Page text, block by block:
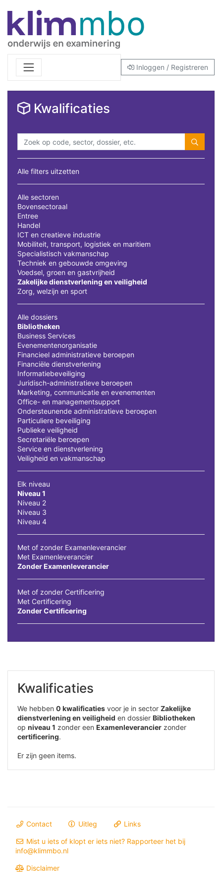
Inloggen / Registreren
Kwalificaties
Alle filters uitzetten
Alle sectoren
Bovensectoraal
Entree
Handel
ICT en creatieve industrie
Mobiliteit, transport, logistiek en maritiem
Specialistisch vakmanschap
Techniek en gebouwde omgeving
Voedsel, groen en gastvrijheid
Zakelijke dienstverlening en veiligheid
Zorg, welzijn en sport
Alle dossiers
Bibliotheken
Business Services
Evenementenorganisatie
Financieel administratieve beroepen
Financiële dienstverlening
Informatiebeveiliging
Juridisch-administratieve beroepen
Marketing, communicatie en evenementen
Office- en managementsupport
Ondersteunende administratieve beroepen
Particuliere beveiliging
Publieke veiligheid
Secretariële beroepen
Service en dienstverlening
Veiligheid en vakmanschap
Elk niveau
Niveau 1
Niveau 2
Niveau 3
Niveau 4
Met of zonder Examenleverancier
Met Examenleverancier
Zonder Examenleverancier
Met of zonder Certificering
Met Certificering
Zonder Certificering
Kwalificaties
We hebben 0 kwalificaties voor je in sector Zakelijke
dienstverlening en veiligheid en dossier Bibliotheken
op niveau 1 zonder een Examenleverancier zonder
certificering.
Er zijn geen items.
Contact Uitleg Links
Mist u iets of klopt er iets niet? Rapporteer het bij
info@klimmbo.nl
Disclaimer